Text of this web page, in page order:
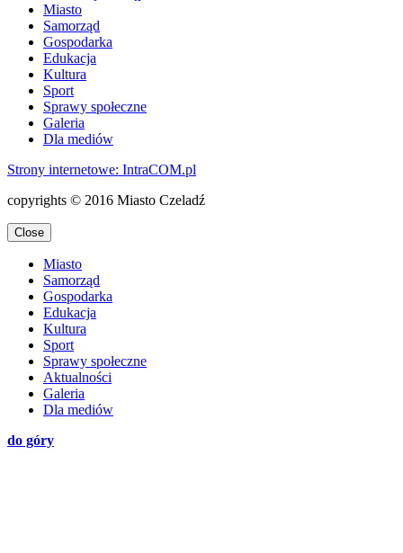
Miasto
Samorząd
Gospodarka
Edukacja
Kultura
Sport
Sprawy społeczne
Galeria
Dla mediów
Strony internetowe: IntraCOM.pl
copyrights © 2016 Miasto Czeladź
Close
Miasto
Samorząd
Gospodarka
Edukacja
Kultura
Sport
Sprawy społeczne
Aktualności
Galeria
Dla mediów
do góry